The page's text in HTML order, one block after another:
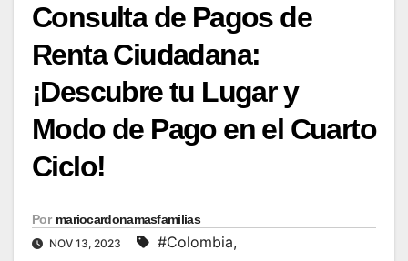
Consulta de Pagos de
Renta Ciudadana:
¡Descubre tu Lugar y
Modo de Pago en el Cuarto
Ciclo!
Por mariocardonamasfamilias
NOV 13, 2023 #Colombia,